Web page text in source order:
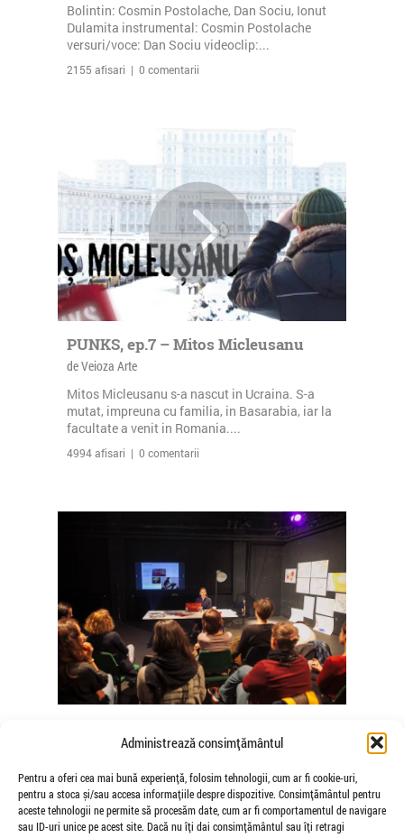
Administrează consimțământul
Pentru a oferi cea mai bună experiență, folosim tehnologii, cum ar fi cookie-uri,
pentru a stoca și/sau accesa informațiile despre dispozitive. Consimțământul pentru
aceste tehnologii ne permite să procesăm date, cum ar fi comportamentul de navigare
sau ID-uri unice pe acest site. Dacă nu îți dai consimțământul sau îți retragi
Bolintin: Cosmin Postolache, Dan Sociu, Ionut
Dulamita instrumental: Cosmin Postolache
versuri/voce: Dan Sociu videoclip:...
2155 afisari | 0 comentarii
PUNKS, ep.7 – Mitos Micleusanu
de Veioza Arte
Mitos Micleusanu s-a nascut in Ucraina. S-a
mutat, impreuna cu familia, in Basarabia, iar la
facultate a venit in Romania....
4994 afisari | 0 comentarii
Somatice susținute de coregrafele
Mădălina Dan și Valentina De Piante
Niculae
de Veioza Arte